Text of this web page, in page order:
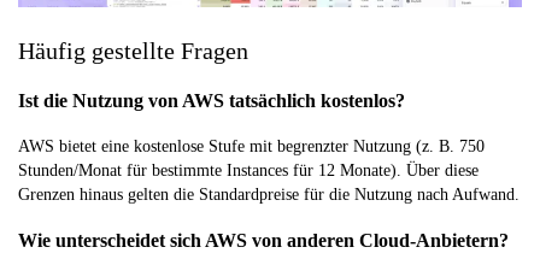
Häufig gestellte Fragen
Ist die Nutzung von AWS tatsächlich kostenlos?
AWS bietet eine kostenlose Stufe mit begrenzter Nutzung (z. B. 750
Stunden/Monat für bestimmte Instances für 12 Monate). Über diese
Grenzen hinaus gelten die Standardpreise für die Nutzung nach Aufwand.
Wie unterscheidet sich AWS von anderen Cloud-Anbietern?